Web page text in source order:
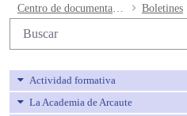
Nº 105 Enero - avpe
Boletines
Búsqueda web
Actividad formativa
La Academia de Arcaute